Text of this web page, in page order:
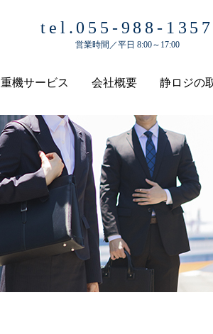
tel.055-988-1357
営業時間／平日 8:00～17:00
重機サービス 会社概要 静ロジの